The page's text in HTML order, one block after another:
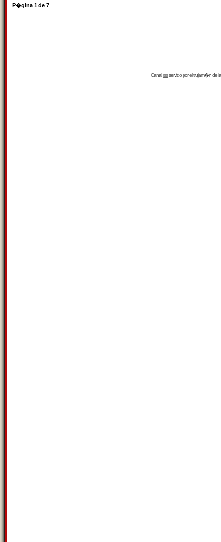
P�gina 1 de 7
Canalrssservido por eltrujam�nde